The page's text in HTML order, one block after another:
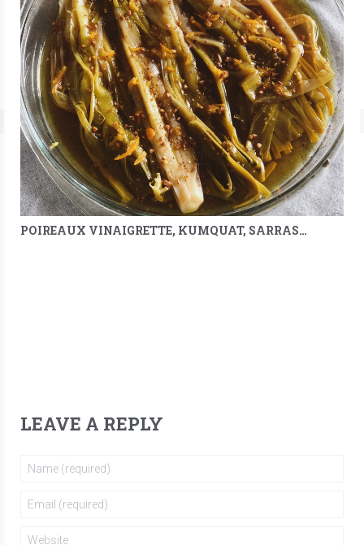
POIREAUX VINAIGRETTE, KUMQUAT, SARRASIN & MÉLILOT
LEAVE A REPLY